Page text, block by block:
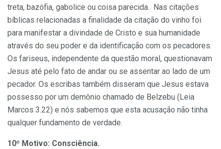
treta, bazófia, gabolice ou coisa parecida. Nas citações
bíblicas relacionadas a finalidade da citação do vinho foi
para manifestar a divindade de Cristo e sua humanidade
através do seu poder e da identificação com os pecadores.
Os fariseus, independente da questão moral, questionavam
Jesus até pelo fato de andar ou se assentar ao lado de um
pecador. Os escribas também disseram que Jesus estava
possesso por um demônio chamado de Belzebu (Leia
Marcos 3.22) e nós sabemos que esta acusação não tinha
qualquer fundamento de verdade.
10º Motivo: Consciência.